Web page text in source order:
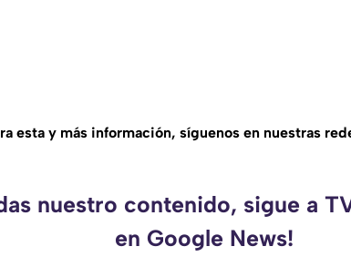
esta y más información, síguenos en nuestras
nuestro contenido, sigue a
en Google News!